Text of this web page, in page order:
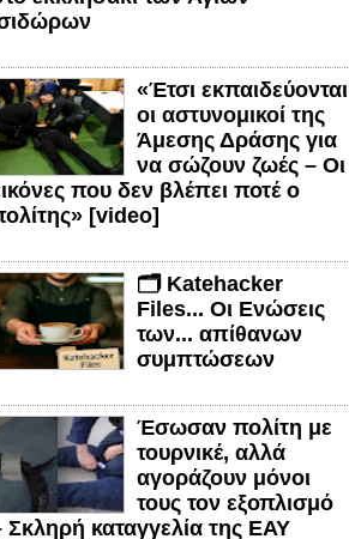
«Έτσι εκπαιδεύονται
οι αστυνομικοί της
Άμεσης Δράσης για
να σώζουν ζωές – Οι
που δεν βλέπει ποτέ ο
[video]
🗂️ Katehacker
Files... Οι Ενώσεις
των... απίθανων
συμπτώσεων
Έσωσαν πολίτη με
τουρνικέ, αλλά
αγοράζουν μόνοι
τους τον εξοπλισμό
Σκληρή καταγγελία της ΕΑΥ